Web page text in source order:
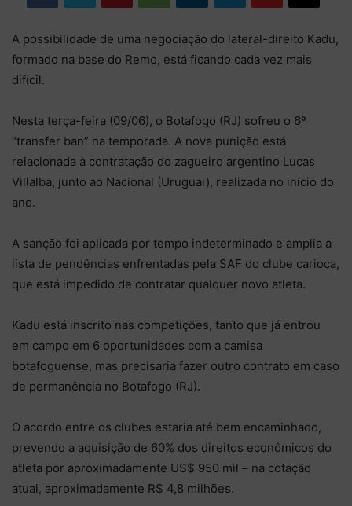
A possibilidade de uma negociação do lateral-direito Kadu,
formado na base do Remo, está ficando cada vez mais
difícil.
Nesta terça-feira (09/06), o Botafogo (RJ) sofreu o 6º
“transfer ban” na temporada. A nova punição está
relacionada à contratação do zagueiro argentino Lucas
Villalba, junto ao Nacional (Uruguai), realizada no início do
ano.
A sanção foi aplicada por tempo indeterminado e amplia a
lista de pendências enfrentadas pela SAF do clube carioca,
que está impedido de contratar qualquer novo atleta.
Kadu está inscrito nas competições, tanto que já entrou
em campo em 6 oportunidades com a camisa
botafoguense, mas precisaria fazer outro contrato em caso
de permanência no Botafogo (RJ).
O acordo entre os clubes estaria até bem encaminhado,
prevendo a aquisição de 60% dos direitos econômicos do
atleta por aproximadamente US$ 950 mil – na cotação
atual, aproximadamente R$ 4,8 milhões.